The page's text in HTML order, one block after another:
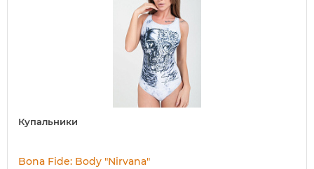
Купальники
Bona Fide: Body "Nirvana"